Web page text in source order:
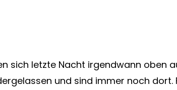
sich letzte Nacht irgendwann oben
und sind immer noch dort.